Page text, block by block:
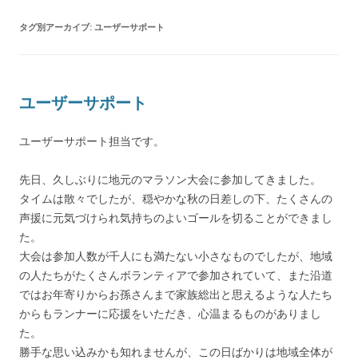
タグ別アーカイブ: ユーザーサポート
ユーザーサポート
ユーザーサポート担当です。
先日、久しぶりに地元のマラソン大会に参加してきました。
タイムは散々でしたが、穏やかな秋の日差しの下、たくさんの
声援に元気づけられ気持ちのよいゴールを切ることができまし
た。
大会は参加人数が千人にも満たない小さなものでしたが、地域
の人たちがたくさんボランティアで参加されていて、また沿道
ではお年寄りからお孫さんまで家族総出と思えるような人たち
からもランナーに応援をいただき、心温まるものがありまし
た。
勝手な思い込みかも知れませんが、この日ばかりは地域全体が